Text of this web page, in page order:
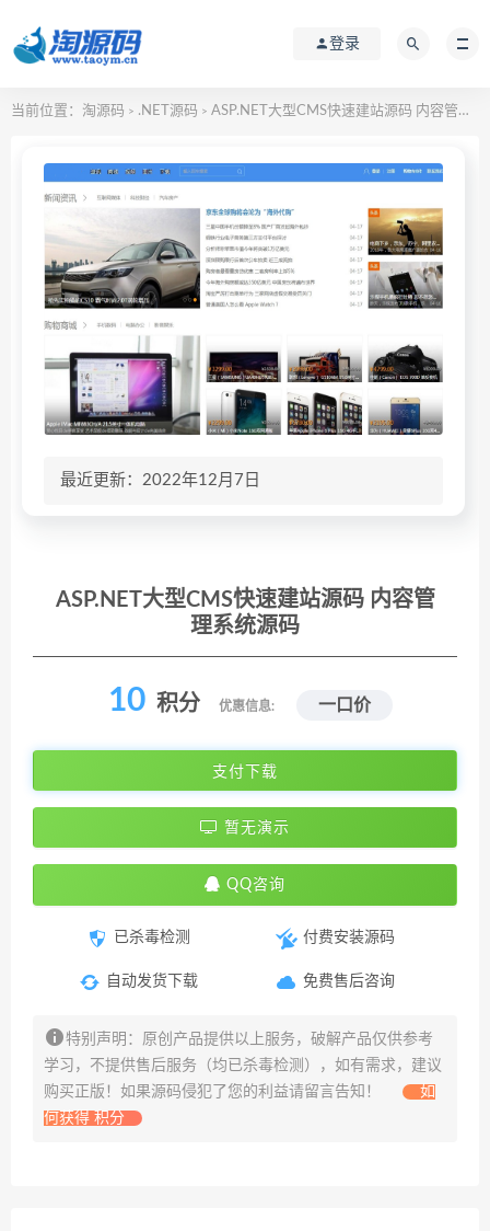
登录
当前位置： 淘源码 > .NET源码 > ASP.NET大型CMS快速建站源码 内容管理系统源码
最近更新：2022年12月7日
ASP.NET大型CMS快速建站源码 内容管
理系统源码
10 积分 优惠信息: 一口价
支付下载
暂无演示
QQ咨询
已杀毒检测
自动发货下载
付费安装源码
免费售后咨询
特别声明：原创产品提供以上服务，破解产品仅供参考
学习，不提供售后服务（均已杀毒检测），如有需求，建议
购买正版！如果源码侵犯了您的利益请留言告知！
如
何获得 积分